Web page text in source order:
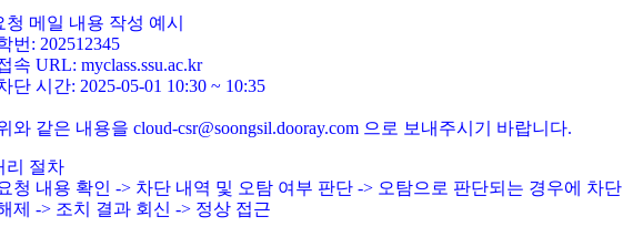
청 메일 내용 작성 예시
번: 202512345
속 URL: myclass.ssu.ac.kr
단 시간: 2025-05-01 10:30 ~ 10:35
와 같은 내용을 cloud-csr@soongsil.dooray.com 으로 보내주시기 바랍니다.
리 절차
청 내용 확인 -> 차단 내역 및 오탐 여부 판단 -> 오탐으로 판단되는 경우에 차단
제 -> 조치 결과 회신 -> 정상 접근